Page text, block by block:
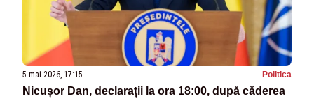
5 mai 2026, 17:15 Politica
Nicușor Dan, declarații la ora 18:00, după căderea